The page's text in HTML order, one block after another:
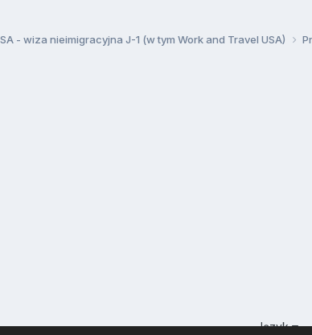
- wiza nieimigracyjna J-1 (w tym Work and Travel USA)
Język